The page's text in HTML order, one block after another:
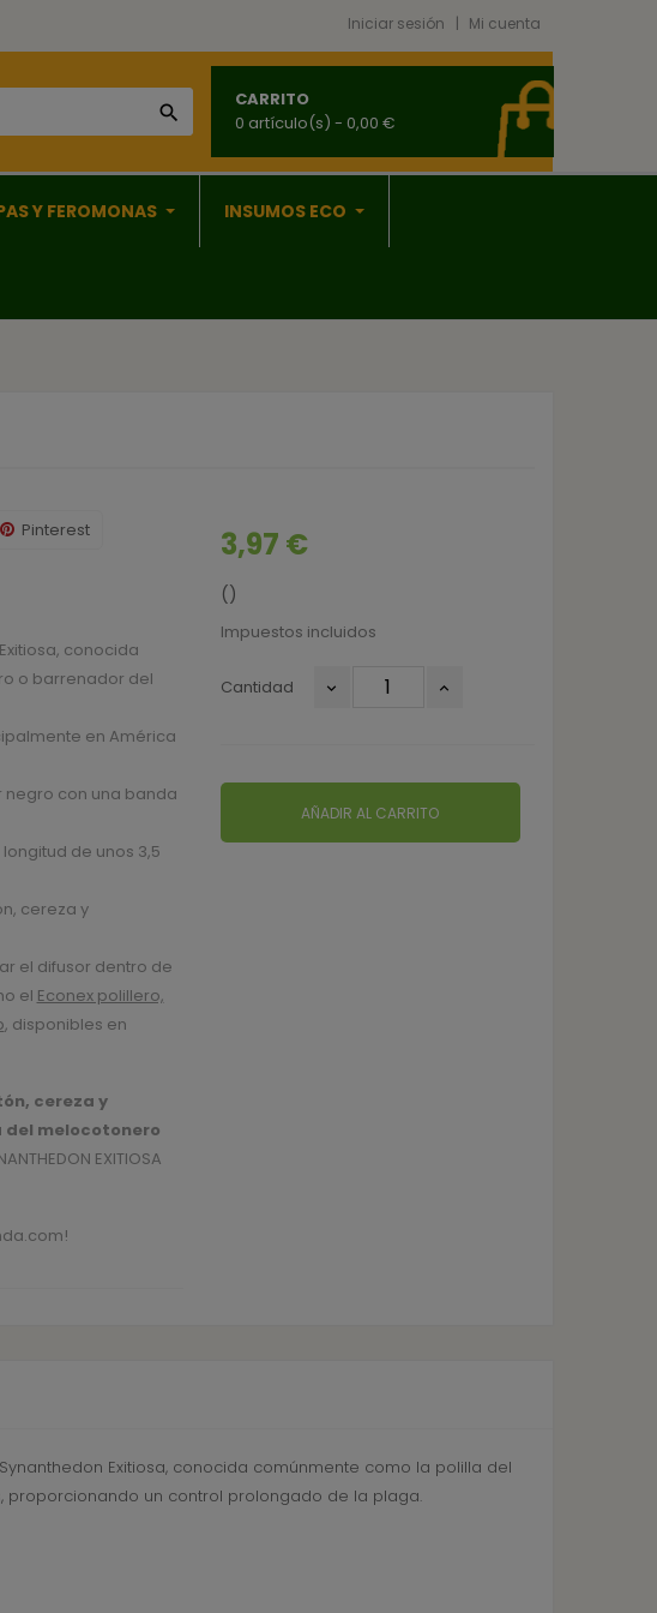
Iniciar sesión Mi cuenta

CARRITO
0 artículo(s) - 0,00 €
Y FEROMONAS INSUMOS ECO
3,97 €
()
Impuestos incluidos
Cantidad
AÑADIR AL CARRITO
Pinterest
conocida
o barrenador del
en América
negro con una banda
de unos 3,5
cereza y
el difusor dentro de
el Econex polillero,
, disponibles en
cereza y
melocotonero
EXITIOSA
Exitiosa, conocida comúnmente como la polilla del
un control prolongado de la plaga.